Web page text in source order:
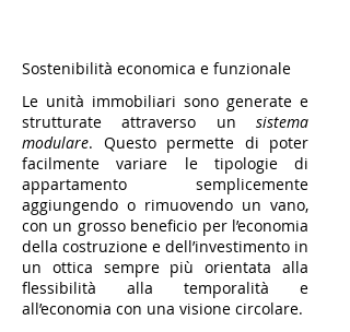
Sostenibilità economica e funzionale
Le unità immobiliari sono generate e
strutturate attraverso un sistema
modulare. Questo permette di poter
facilmente variare le tipologie di
appartamento semplicemente
aggiungendo o rimuovendo un vano,
con un grosso beneficio per l’economia
della costruzione e dell’investimento in
un ottica sempre più orientata alla
flessibilità alla temporalità e
all’economia con una visione circolare.